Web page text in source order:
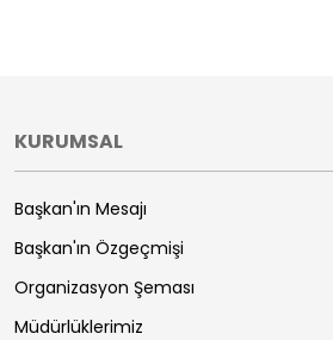
KURUMSAL
Başkan'ın Mesajı
Başkan'ın Özgeçmişi
Organizasyon Şeması
Müdürlüklerimiz